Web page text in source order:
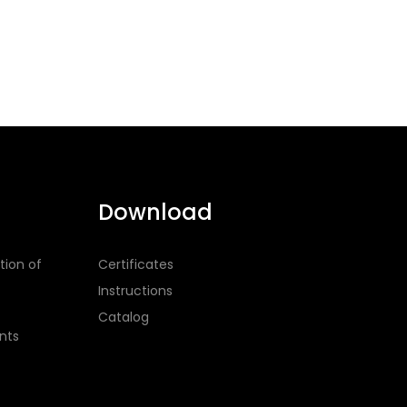
of
Download
Certificates
Instructions
Catalog